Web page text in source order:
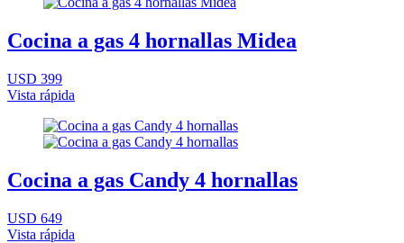
Cocina a gas 4 hornallas Midea
USD 399
Vista rápida
Cocina a gas Candy 4 hornallas
USD 649
Vista rápida